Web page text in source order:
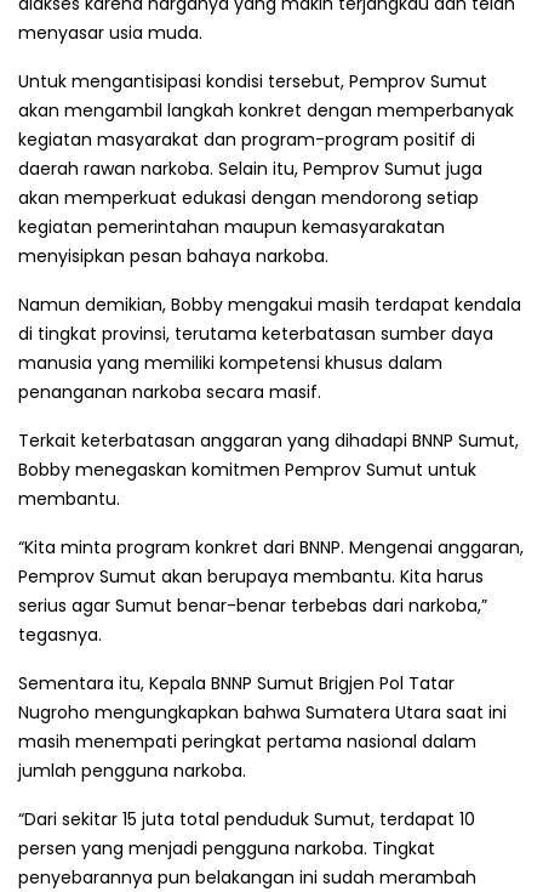
menyasar usia muda.
Untuk mengantisipasi kondisi tersebut, Pemprov Sumut
akan mengambil langkah konkret dengan memperbanyak
kegiatan masyarakat dan program-program positif di
daerah rawan narkoba. Selain itu, Pemprov Sumut juga
akan memperkuat edukasi dengan mendorong setiap
kegiatan pemerintahan maupun kemasyarakatan
menyisipkan pesan bahaya narkoba.
Namun demikian, Bobby mengakui masih terdapat kendala
di tingkat provinsi, terutama keterbatasan sumber daya
manusia yang memiliki kompetensi khusus dalam
penanganan narkoba secara masif.
Terkait keterbatasan anggaran yang dihadapi BNNP Sumut,
Bobby menegaskan komitmen Pemprov Sumut untuk
membantu.
“Kita minta program konkret dari BNNP. Mengenai anggaran,
Pemprov Sumut akan berupaya membantu. Kita harus
serius agar Sumut benar-benar terbebas dari narkoba,”
tegasnya.
Sementara itu, Kepala BNNP Sumut Brigjen Pol Tatar
Nugroho mengungkapkan bahwa Sumatera Utara saat ini
masih menempati peringkat pertama nasional dalam
jumlah pengguna narkoba.
“Dari sekitar 15 juta total penduduk Sumut, terdapat 10
persen yang menjadi pengguna narkoba. Tingkat
penyebarannya pun belakangan ini sudah merambah